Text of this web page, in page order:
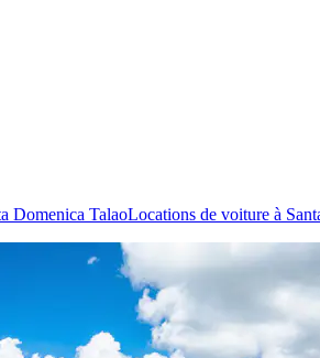
Domenica TalaoLocations de voiture à